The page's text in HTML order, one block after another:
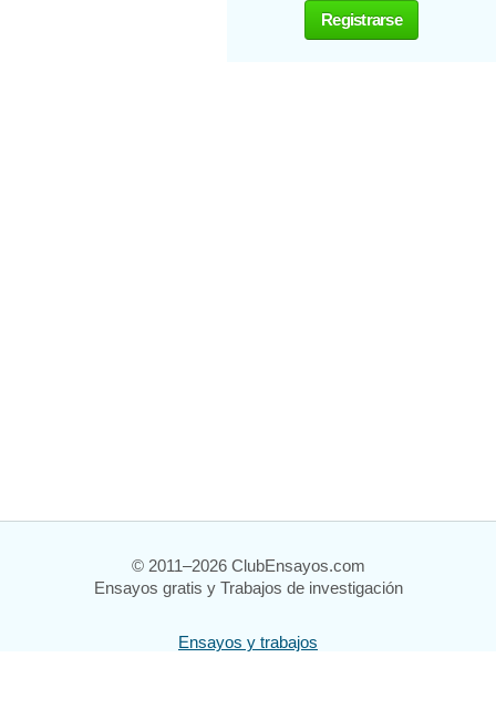
Registrarse
© 2011–2026 ClubEnsayos.com
Ensayos gratis y Trabajos de investigación
Ensayos y trabajos